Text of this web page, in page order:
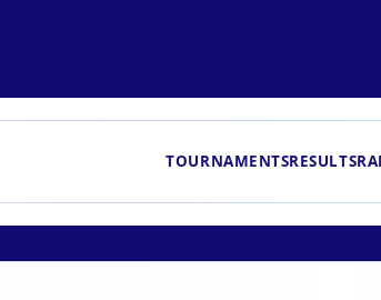
TOURNAMENTSRESULTS